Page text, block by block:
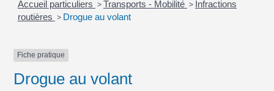
Accueil particuliers >Transports - Mobilité > Infractions
routières > Drogue au volant
Fiche pratique
Drogue au volant